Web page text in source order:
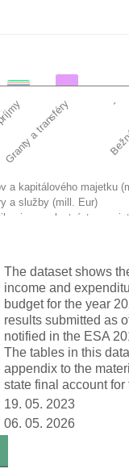
displaying
displaying mill.
a kapitálového majetku
a služby (mill. Eur)
a z vlastníctva
poplatky a iné poplatky a
príjmy a ostatné
do poisťovní (mill.
(mill. Eur)
(mill. Eur)
kapitálových aktív (mill.
(mill. Eur)
Granty a transféry -
The dataset shows
income and
budget for the year
results submitted as
notified in the ESA
The tables in this
appendix to the
state final account for
19. 05. 2023
06. 05. 2026